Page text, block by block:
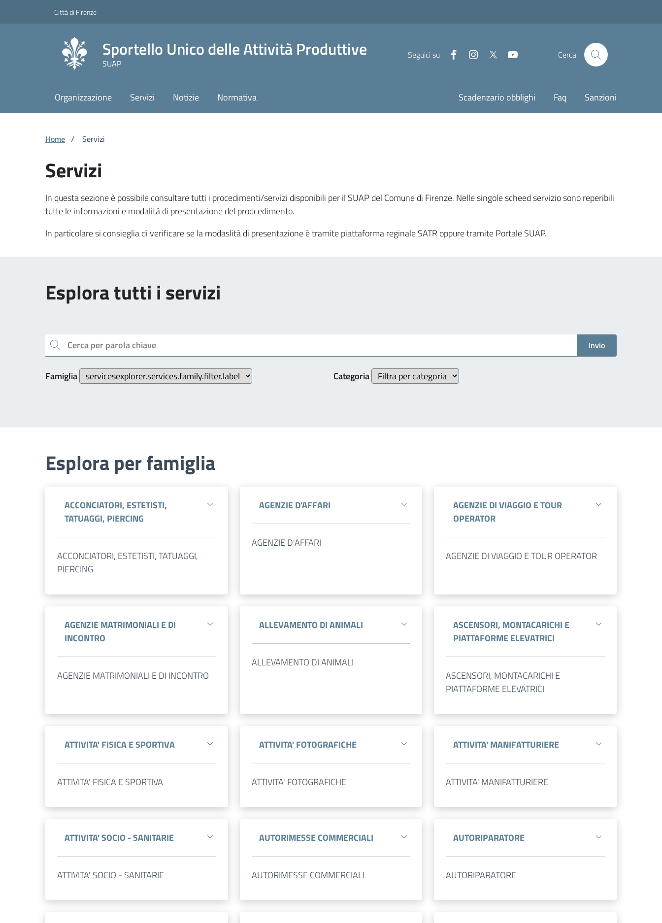
Skip to Main Content
Città di Firenze
Sportello Unico delle Attività Produttive
SUAP
Seguici su FacebookInstagram
Twitter Cerca
Organizzazione Servizi Notizie Normativa Scadenzario obblighi Faq Sanzioni
Home / Servizi
Servizi
In questa sezione è possibile consultare tutti i procedimenti/servizi disponibili per il SUAP del Comune di Firenze. Nelle singole scheed servizio sono reperibili
tutte le informazioni e modalità di presentazione del prodcedimento.
In particolare si consieglia di verificare se la modaslità di presentazione è tramite piattaforma reginale SATR oppure tramite Portale SUAP.
Esplora tutti i servizi
Cerca per parola chiave Invio
Famiglia Categoria
Esplora per famiglia
ACCONCIATORI, ESTETISTI,
TATUAGGI, PIERCING
ACCONCIATORI, ESTETISTI, TATUAGGI,
PIERCING
AGENZIE D'AFFARI
AGENZIE D'AFFARI
AGENZIE DI VIAGGIO E TOUR
OPERATOR
AGENZIE DI VIAGGIO E TOUR OPERATOR
AGENZIE MATRIMONIALI E DI
INCONTRO
AGENZIE MATRIMONIALI E DI INCONTRO
ALLEVAMENTO DI ANIMALI
ALLEVAMENTO DI ANIMALI
ASCENSORI, MONTACARICHI E
PIATTAFORME ELEVATRICI
ASCENSORI, MONTACARICHI E
PIATTAFORME ELEVATRICI
ATTIVITA' FISICA E SPORTIVA
ATTIVITA' FISICA E SPORTIVA
ATTIVITA' FOTOGRAFICHE
ATTIVITA' FOTOGRAFICHE
ATTIVITA' MANIFATTURIERE
ATTIVITA' MANIFATTURIERE
ATTIVITA' SOCIO - SANITARIE
ATTIVITA' SOCIO - SANITARIE
AUTORIMESSE COMMERCIALI
AUTORIMESSE COMMERCIALI
AUTORIPARATORE
AUTORIPARATORE